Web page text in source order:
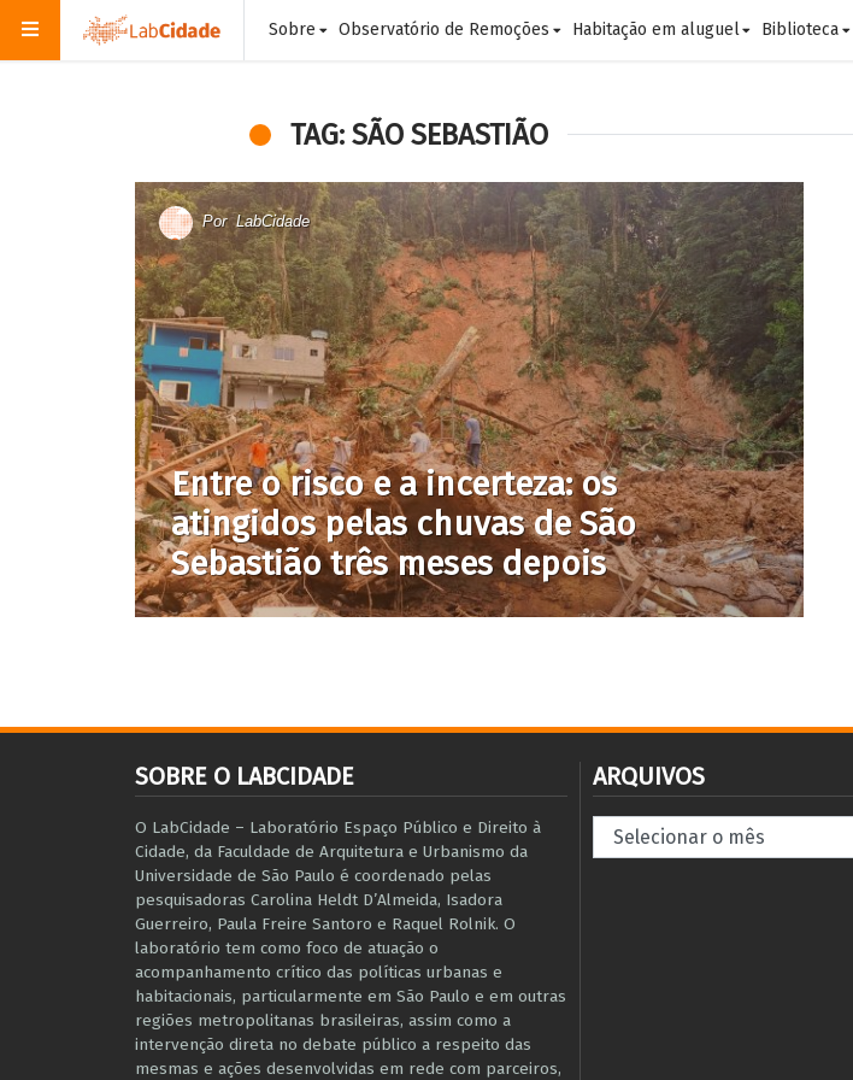
Sobre Observatório de Remoções Habitação em aluguel Biblioteca
TAG: SÃO SEBASTIÃO
PorLabCidade
Entre o risco e a incerteza: os
atingidos pelas chuvas de São
Sebastião três meses depois
SOBRE O LABCIDADE
O LabCidade – Laboratório Espaço Público e Direito à
Cidade, da Faculdade de Arquitetura e Urbanismo da
Universidade de São Paulo é coordenado pelas
pesquisadoras Carolina Heldt D’Almeida, Isadora
Guerreiro, Paula Freire Santoro e Raquel Rolnik. O
laboratório tem como foco de atuação o
acompanhamento crítico das políticas urbanas e
habitacionais, particularmente em São Paulo e ​em outras
regiões metropolitanas brasileiras, assim como a
intervenção direta no debate público a respeito das
mesmas e ações desenvolvidas em r​e​de com parceiros,
ARQUIVOS
Arquivos